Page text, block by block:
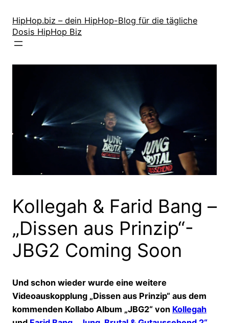
Inhalt
springen
HipHop.biz – dein HipHop-Blog für die tägliche
Dosis HipHop Biz
Kollegah & Farid Bang –
„Dissen aus Prinzip“-
JBG2 Coming Soon
Und schon wieder wurde eine weitere
Videoauskopplung „Dissen aus Prinzip“ aus dem
kommenden Kollabo Album „JBG2“ von Kollegah